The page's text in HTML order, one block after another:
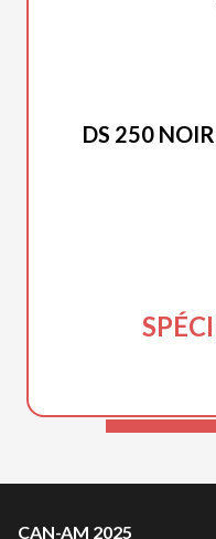
DS 250
CAN-AM 2025